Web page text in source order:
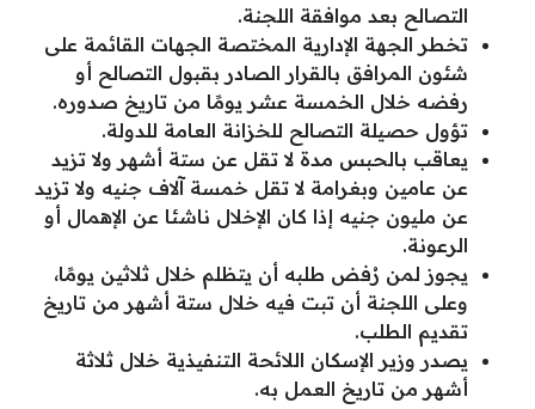
التصالح بعد موافقة اللجنة.
تخطر الجهة الإدارية المختصة الجهات القائمة على
شئون المرافق بالقرار الصادر بقبول التصالح أو
رفضه خلال الخمسة عشر يومًا من تاريخ صدوره.
تؤول حصيلة التصالح للخزانة العامة للدولة.
يعاقب بالحبس مدة لا تقل عن ستة أشهر ولا تزيد
عن عامين وبغرامة لا تقل خمسة آلاف جنيه ولا تزيد
عن مليون جنيه إذا كان الإخلال ناشئا عن الإهمال أو
الرعونة.
يجوز لمن رُفض طلبه أن يتظلم خلال ثلاثين يومًا،
وعلى اللجنة أن تبت فيه خلال ستة أشهر من تاريخ
تقديم الطلب.
يصدر وزير الإسكان اللائحة التنفيذية خلال ثلاثة
أشهر من تاريخ العمل به.